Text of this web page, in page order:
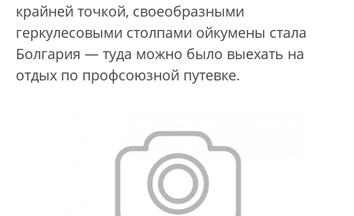
крайней точкой, своеобразными
геркулесовыми столпами ойкумены стала
Болгария — туда можно было выехать на
отдых по проф­союзной путевке.